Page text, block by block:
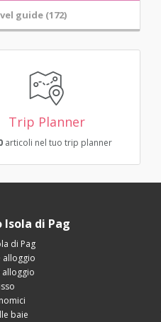
guide (172)
Trip Planner
articoli nel tuo trip planner
di Pag
di Pag
alloggio
alloggio
baie